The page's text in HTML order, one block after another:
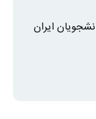
ایران